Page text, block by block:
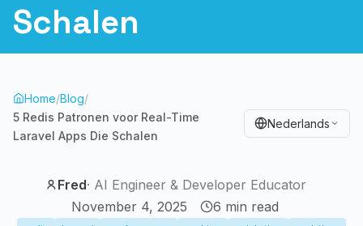
Schalen
Home/Blog/
5 Redis Patronen voor Real-Time
Laravel Apps Die Schalen
Nederlands
Fred· AI Engineer & Developer Educator
November 4, 2025
6 min read